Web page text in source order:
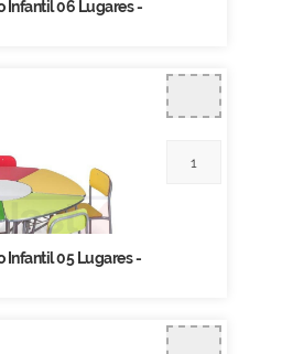
Infantil 06 Lugares -
Infantil 05 Lugares -